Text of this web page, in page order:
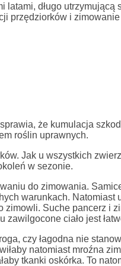
długo utrzymującą
przędziorków i
że kumulacja
roślin uprawnych.
Jak u wszystkich
w sezonie.
do zimowania.
warunkach.
zimowli. Suche pancerz i
ciało jest
czy łagodna nie
natomiast mroźna
tkanki oskórka. To